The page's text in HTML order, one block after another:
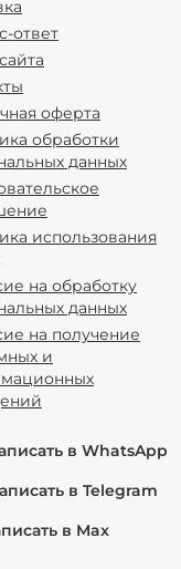
ответ
оферта
обработки
данных
использования
на обработку
данных
на получение
и
в WhatsApp
в Telegram
в Max